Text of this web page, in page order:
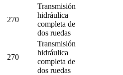
270
Transmisión
hidráulica
completa de
dos ruedas
270
Transmisión
hidráulica
completa de
dos ruedas